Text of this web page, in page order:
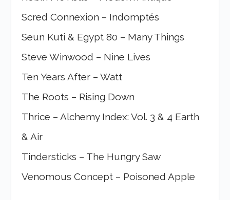
Scred Connexion – Indomptés
Seun Kuti & Egypt 80 – Many Things
Steve Winwood – Nine Lives
Ten Years After – Watt
The Roots – Rising Down
Thrice – Alchemy Index: Vol. 3 & 4 Earth
& Air
Tindersticks – The Hungry Saw
Venomous Concept – Poisoned Apple